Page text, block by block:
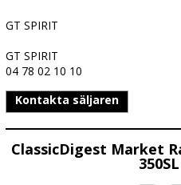
GT SPIRIT
GT SPIRIT
04 78 02 10 10
Kontakta säljaren
ClassicDigest Market